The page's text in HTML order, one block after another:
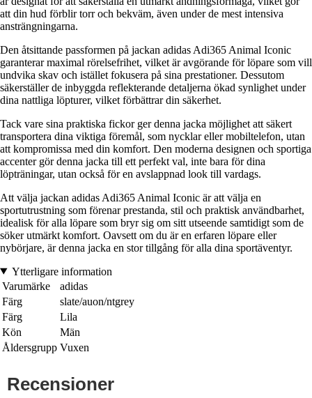
att din hud förblir torr och bekväm, även under de mest intensiva
ansträngningarna.
Den åtsittande passformen på jackan adidas Adi365 Animal Iconic
garanterar maximal rörelsefrihet, vilket är avgörande för löpare som vill
undvika skav och istället fokusera på sina prestationer. Dessutom
säkerställer de inbyggda reflekterande detaljerna ökad synlighet under
dina nattliga löpturer, vilket förbättrar din säkerhet.
Tack vare sina praktiska fickor ger denna jacka möjlighet att säkert
transportera dina viktiga föremål, som nycklar eller mobiltelefon, utan
att kompromissa med din komfort. Den moderna designen och sportiga
accenter gör denna jacka till ett perfekt val, inte bara för dina
löpträningar, utan också för en avslappnad look till vardags.
Att välja jackan adidas Adi365 Animal Iconic är att välja en
sportutrustning som förenar prestanda, stil och praktisk användbarhet,
idealisk för alla löpare som bryr sig om sitt utseende samtidigt som de
söker utmärkt komfort. Oavsett om du är en erfaren löpare eller
nybörjare, är denna jacka en stor tillgång för alla dina sportäventyr.
Ytterligare information
Varumärke
adidas
Färg
slate/auon/ntgrey
Färg
Lila
Kön
Män
Åldersgrupp Vuxen